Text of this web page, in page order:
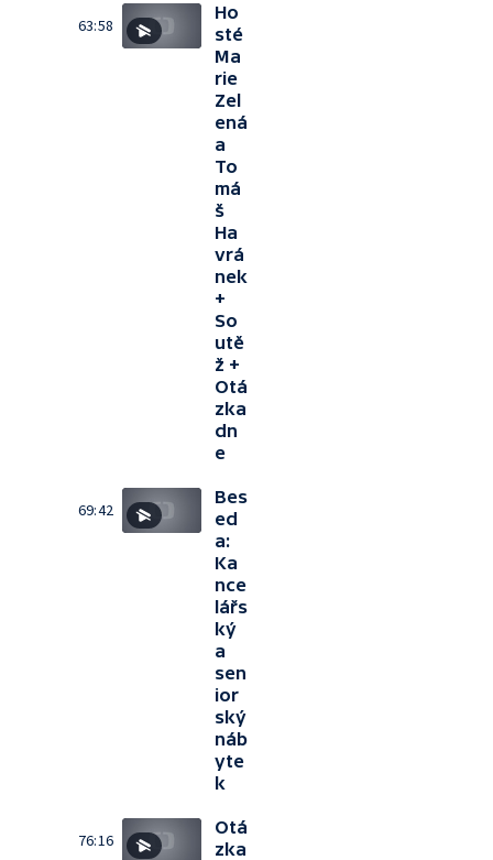
63:58
Ho
sté
Ma
rie
Zel
ená
a
To
má
š
Ha
vrá
nek
+
So
utě
ž +
Otá
zka
dn
e
69:42
Bes
ed
a:
Ka
nce
lářs
ký
a
sen
ior
ský
náb
yte
k
76:16
Otá
zka